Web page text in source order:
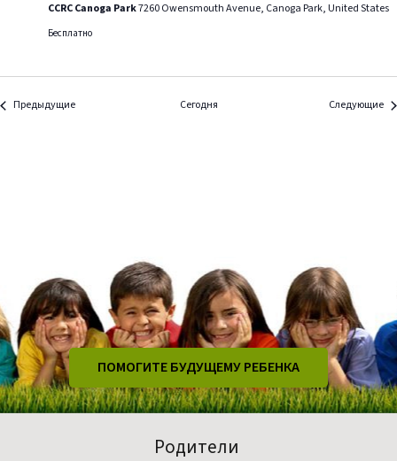
CCRC Canoga Park7260 Owensmouth Avenue, Canoga Park, United States
Бесплатно
Предыдущиесобытия Сегодня Следующие
ПОМОГИТЕ БУДУЩЕМУ РЕБЕНКА
Родители